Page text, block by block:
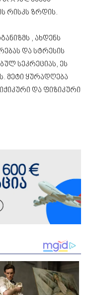
რისკს ზრდის.
, ახდენს
და სტრესის
სეკრეციას, ეს
მეტი ყურადღება
და ფიზიკური